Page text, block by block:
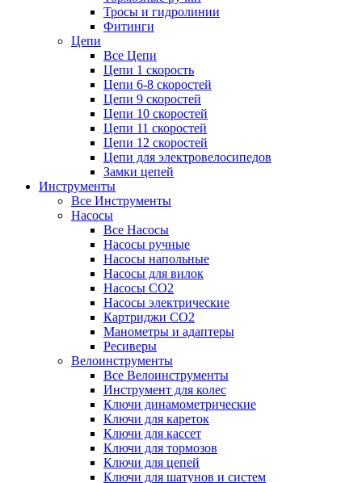
Тросы и гидролинии
Фитинги
Цепи
Все Цепи
Цепи 1 скорость
Цепи 6-8 скоростей
Цепи 9 скоростей
Цепи 10 скоростей
Цепи 11 скоростей
Цепи 12 скоростей
Цепи для электровелосипедов
Замки цепей
Инструменты
Все Инструменты
Насосы
Все Насосы
Насосы ручные
Насосы напольные
Насосы для вилок
Насосы CO2
Насосы электрические
Картриджи CO2
Манометры и адаптеры
Ресиверы
Велоинструменты
Все Велоинструменты
Инструмент для колес
Ключи динамометрические
Ключи для кареток
Ключи для кассет
Ключи для тормозов
Ключи для цепей
Ключи для шатунов и систем